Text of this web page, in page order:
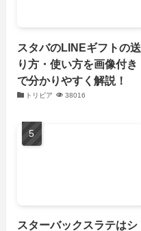
スタバのLINEギフトの送
り方・使い方を画像付き
で分かりやすく解説！
トリビア 38016
スターバックスラテはシ